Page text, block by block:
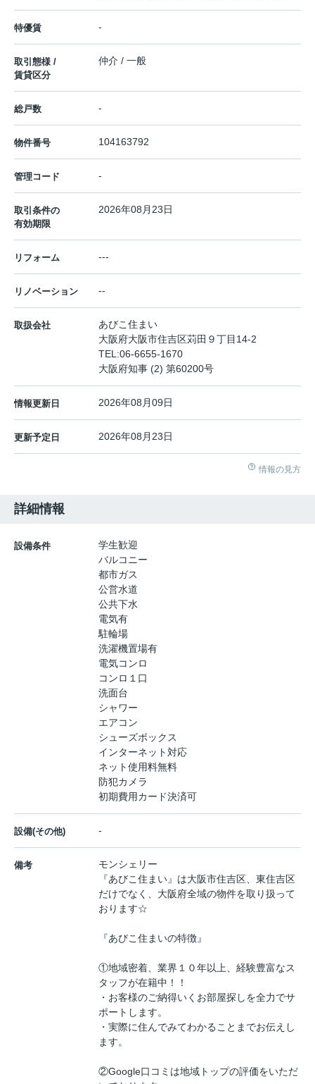
特優賃 -
取引態様 /
賃貸区分
仲介 / 一般
総戸数 -
物件番号 104163792
管理コード -
取引条件の
有効期限
2026年08月23日
リフォーム ---
リノベーション --
取扱会社
あびこ住まい
大阪府大阪市住吉区苅田９丁目14-2
TEL:06-6655-1670
大阪府知事 (2) 第60200号
情報更新日 2026年08月09日
更新予定日 2026年08月23日
情報の見方
詳細情報
設備条件
学生歓迎
バルコニー
都市ガス
公営水道
公共下水
電気有
駐輪場
洗濯機置場有
電気コンロ
コンロ１口
洗面台
シャワー
エアコン
シューズボックス
インターネット対応
ネット使用料無料
防犯カメラ
初期費用カード決済可
設備(その他) -
備考
モンシェリー
『あびこ住まい』は大阪市住吉区、東住吉区
だけでなく、大阪府全域の物件を取り扱って
おります☆
『あびこ住まいの特徴』
①地域密着、業界１０年以上、経験豊富なス
タッフが在籍中！！
・お客様のご納得いくお部屋探しを全力でサ
ポートします。
・実際に住んでみてわかることまでお伝えし
ます。
②Google口コミは地域トップの評価をいただ